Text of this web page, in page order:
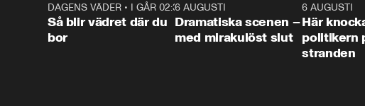
1:06
DAGENS VÄDER• I GÅR 02:30
Så blir vädret där du
bor
0:42
6 AUGUSTI
Dramatiska scenen –
med mirakulöst slut
6 AUGUSTI
Här
politikern
stranden